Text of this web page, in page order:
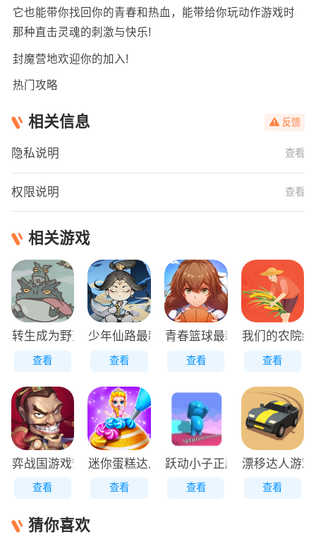
它也能带你找回你的青春和热血，能带给你玩动作游戏时
那种直击灵魂的刺激与快乐!
封魔营地欢迎你的加入!
热门攻略
相关信息 反馈
隐私说明 查看
权限说明 查看
相关游戏
转生成为野蛮人正版
查看
少年仙路最新版
查看
青春篮球最新版
查看
我们的农院
查看
弈战国游戏安装包
查看
迷你蛋糕达人原版
查看
跃动小子正版
查看
漂移达人游
查看
猜你喜欢